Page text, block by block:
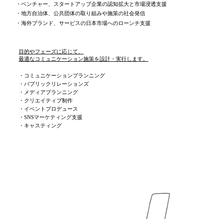
・ベンチャー、スタートアップ企業の認知拡大と市場浸透支援
・地方自治体、公共団体の取り組みや施策の社会発信
・海外ブランド、サービスの日本市場へのローンチ支援
目的やフェーズに応じて、
最適なコミュニケーション施策を設計・実行します。
・コミュニケーションプランニング
・パブリックリレーションズ
・メディアプランニング
・クリエイティブ制作
・イベントプロデュース
・SNSマーケティング支援
・キャスティング